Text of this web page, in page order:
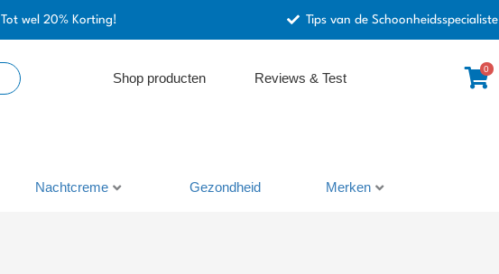
Tot wel 20% Korting! Tips van de Schoonheidsspecialiste
Shop producten Reviews & Test
0
Nachtcreme Gezondheid Merken